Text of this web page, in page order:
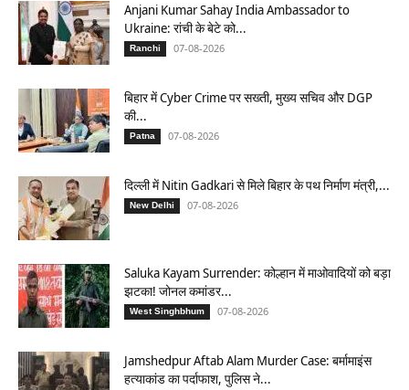
Anjani Kumar Sahay India Ambassador to
Ukraine: रांची के बेटे को...
Ranchi 07-08-2026
बिहार में Cyber Crime पर सख्ती, मुख्य सचिव और DGP
की...
Patna 07-08-2026
दिल्ली में Nitin Gadkari से मिले बिहार के पथ निर्माण मंत्री,...
New Delhi 07-08-2026
Saluka Kayam Surrender: कोल्हान में माओवादियों को बड़ा
झटका! जोनल कमांडर...
West Singhbhum 07-08-2026
Jamshedpur Aftab Alam Murder Case: बर्मामाइंस
हत्याकांड का पर्दाफाश, पुलिस ने...